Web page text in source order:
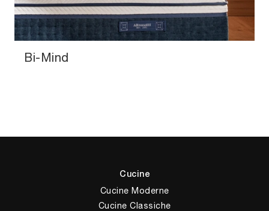
Bi-Mind
Cucine
Cucine Moderne
Cucine Classiche